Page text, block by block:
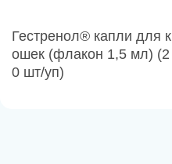
Гестренол® капли для к
ошек (флакон 1,5 мл) (2
0 шт/уп)